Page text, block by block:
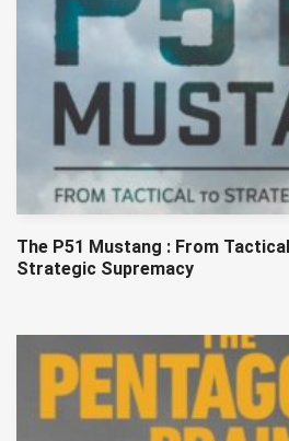
The P51 Mustang : From
Strategic Supremacy